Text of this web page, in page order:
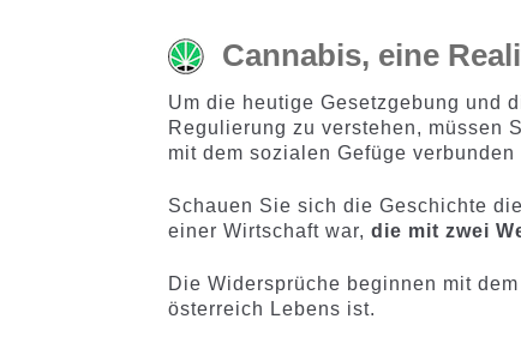
Cannabis, eine
Um die heutige Gesetzgebung und
Regulierung zu verstehen, müssen
mit dem sozialen Gefüge verbunden
Schauen Sie sich die Geschichte
einer Wirtschaft war, die mit zwei
Die Widersprüche beginnen mit
österreich Lebens ist.